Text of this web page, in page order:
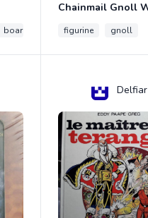
boar figurine gnoll
Delfiar